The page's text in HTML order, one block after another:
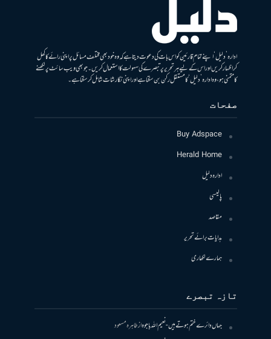
ادارہ ’دلیل‘ اپنے تمام قارئین کو اس بات کی دعوت دیتا ہے کہ وہ خود بھی مختلف مسائل پر اپنی رائے کا کھل
کر اظہار کریں اور اس کے لیے ہر تحریر پر تبصرے کی سہولت کا استعمال کریں۔ جو بھی ویب سائٹ پر لکھنے
کا متمنی ہو، وہ ادارہ ’دلیل‘ کا مستقل رکن بن سکتا ہے اور اپنی نگارشات شامل کرسکتا ہے۔
صفحات
Buy Adspace
Herald Home
ادارہ دلیل
پالیسی
مقاصد
ہدایات برائے تحریر
ہمارے لکھاری
تازہ تبصرے
جہاں دائرے ختم ہوتے ہیں- نعیم اللہ باجوہازطاہرہ مسعود